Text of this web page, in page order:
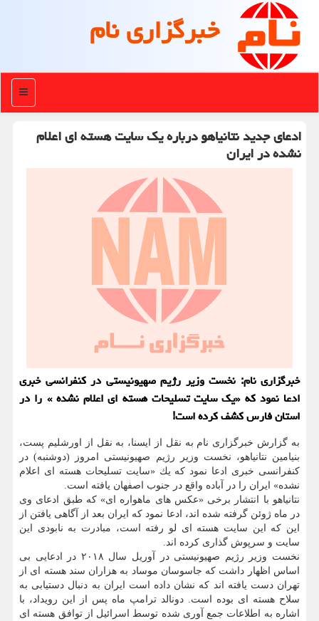
خبرگزاری نام
منو
ادعای جدید نتانیاهو درباره یك سایت هسته ای اعلام
نشده در ایران
خبرگزاری نام: نخست وزیر رژیم صهیونیستی در كنفرانسی خبری
ادعا نمود كه «یك سایت تسلیحات هسته ای اعلام نشده » را در
استان فارس كشف كرده است!
به گزارش خبرگزاری نام به نقل از ایسنا، به نقل از اورشلیم پست،
بنیامین نتانیاهو، نخست وزیر رژیم صهیونیستی امروز (دوشنبه) در
كنفرانسی خبری ادعا نمود كه یك «سایت تسلیحات هسته ای اعلام
نشده» ایران را در آباده واقع در جنوب اصفهان یافته است.
نتانیاهو با انتشار برخی «عكس های ماهواره ای» كه طبق ادعای وی
در ماه ژوئن گرفته شده اند، ادعا نمود كه ایران بعد از آگاهی یافتن از
این كه این سایت هسته ای لو رفته است، مبادرت به نابودی این
سایت و سرپوش گذاری كرده اند.
نخست وزیر رژیم صهیونیستی در آوریل سال ۲۰۱۸ در ادعایی بی
اساس اظهار داشت كه جاسوسان موساد به هزاران سند هسته ای از
تهران دست یافته اند كه نشان داده است ایران به دنبال دستیابی به
سلاح هسته ای بوده است. دونالد ترامپ ماه پس از این رویداد، با
اشاره به اطلاعات جمع آوری شده توسط اسرائیل از توافق هسته ای